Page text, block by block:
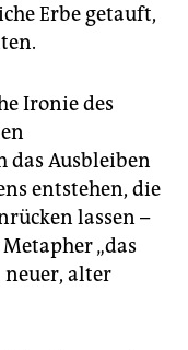
Erbe getauft,
Ironie des
das Ausbleiben
entstehen, die
lassen –
„das
neuer, alter